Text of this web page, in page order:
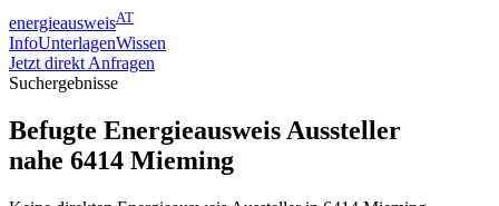
energieausweisAT
InfoUnterlagenWissen
Jetzt direkt Anfragen
Suchergebnisse
Befugte Energieausweis Aussteller
nahe 6414 Mieming